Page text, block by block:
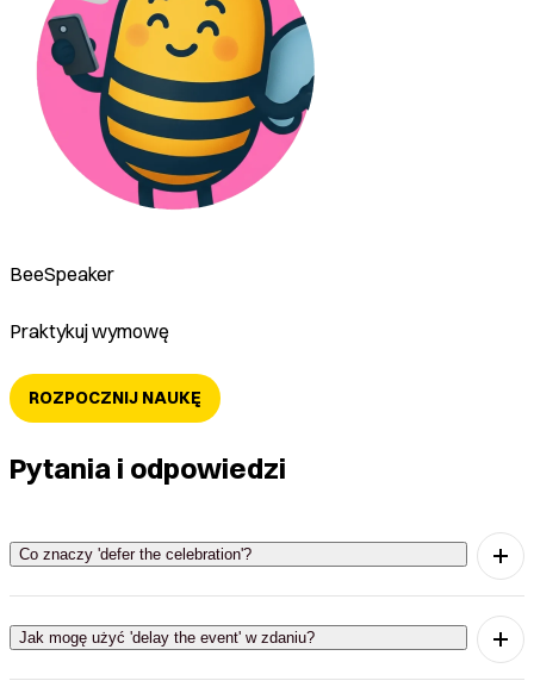
BeeSpeaker
Praktykuj wymowę
ROZPOCZNIJ NAUKĘ
Pytania i odpowiedzi
Co znaczy 'defer the celebration'?
'Defer the celebration' oznacza 'odroczyć
uroczystość', co oznacza, że planujemy
świętowanie na później.
Jak mogę użyć 'delay the event' w zdaniu?